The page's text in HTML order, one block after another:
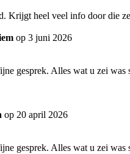
Krijgt heel veel info door die
op 3 juni 2026
gesprek. Alles wat u zei
op 20 april 2026
gesprek. Alles wat u zei